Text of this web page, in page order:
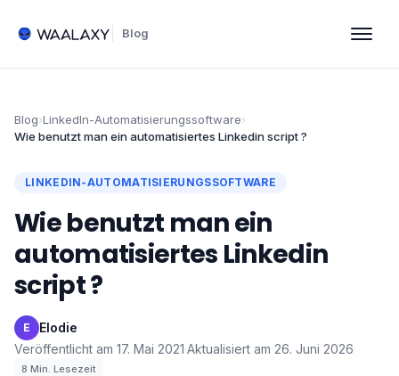
Blog
Blog›LinkedIn-Automatisierungssoftware›
Wie benutzt man ein automatisiertes Linkedin script ?
LINKEDIN-AUTOMATISIERUNGSSOFTWARE
Wie benutzt man ein
automatisiertes Linkedin
script ?
E Elodie·
Veröffentlicht am 17. Mai 2021·Aktualisiert am 26. Juni 2026·
8 Min. Lesezeit